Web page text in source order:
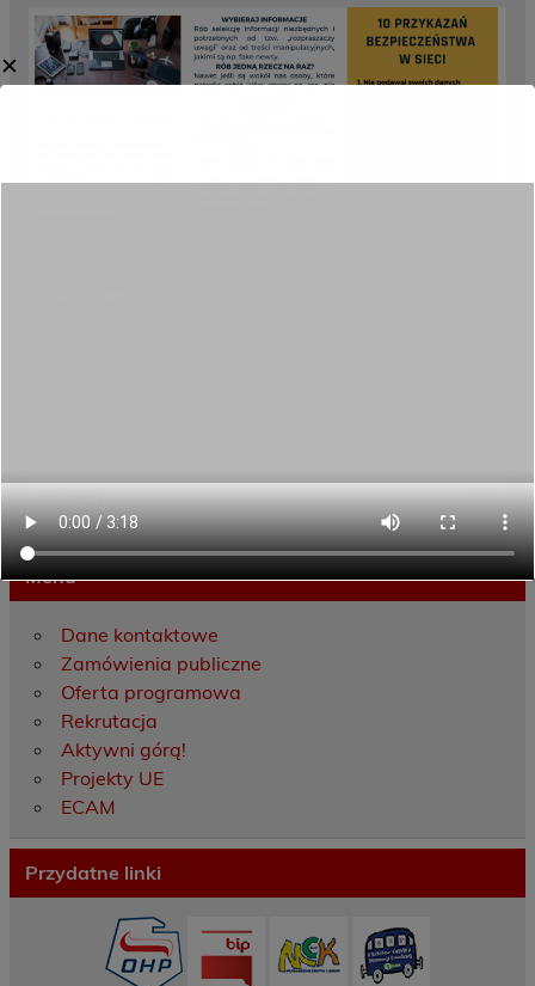
Menu
Dane kontaktowe
Zamówienia publiczne
Oferta programowa
Rekrutacja
Aktywni górą!
Projekty UE
ECAM
Przydatne linki
✕